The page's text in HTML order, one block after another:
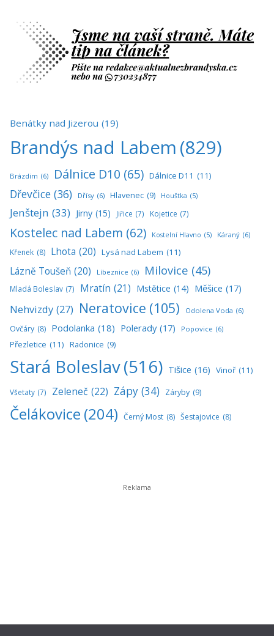
Benátky nad Jizerou (19)
Brandýs nad Labem (829)
Brázdim (6) Dálnice D10 (65) Dálnice D11 (11)
Dřevčice (36) Dřísy (6) Hlavenec (9) Houštka (5)
Jenštejn (33) Jirny (15) Jiřice (7) Kojetice (7)
Kostelec nad Labem (62) Kostelní Hlavno (5) Káraný (6)
Křenek (8) Lhota (20) Lysá nad Labem (11)
Lázně Toušeň (20) Líbeznice (6) Milovice (45)
Mladá Boleslav (7) Mratín (21) Mstětice (14) Měšice (17)
Nehvizdy (27) Neratovice (105) Odolena Voda (6)
Ovčáry (8) Podolanka (18) Polerady (17) Popovice (6)
Přezletice (11) Radonice (9)
Stará Boleslav(516) Tišice (16) Vinoř (11)
Všetaty (7) Zeleneč (22) Zápy (34) Záryby (9)
Čelákovice (204) Černý Most (8) Šestajovice (8)